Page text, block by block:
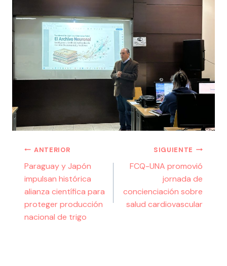
ANTERIOR
Paraguay y Japón
impulsan histórica
alianza científica para
proteger producción
nacional de trigo
SIGUIENTE
FCQ-UNA promovió
jornada de
concienciación sobre
salud cardiovascular